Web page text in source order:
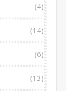
(4)
(14)
(6)
(13)